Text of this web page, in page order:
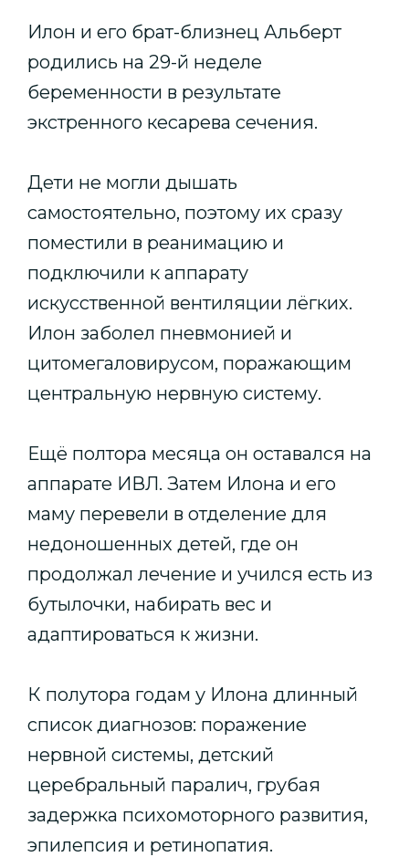
Илон и его брат-близнец Альберт
родились на 29-й неделе
беременности в результате
экстренного кесарева сечения.
Дети не могли дышать
самостоятельно, поэтому их сразу
поместили в реанимацию и
подключили к аппарату
искусственной вентиляции лёгких.
Илон заболел пневмонией и
цитомегаловирусом, поражающим
центральную нервную систему.
Ещё полтора месяца он оставался на
аппарате ИВЛ. Затем Илона и его
маму перевели в отделение для
недоношенных детей, где он
продолжал лечение и учился есть из
бутылочки, набирать вес и
адаптироваться к жизни.
К полутора годам у Илона длинный
список диагнозов: поражение
нервной системы, детский
церебральный паралич, грубая
задержка психомоторного развития,
эпилепсия и ретинопатия.